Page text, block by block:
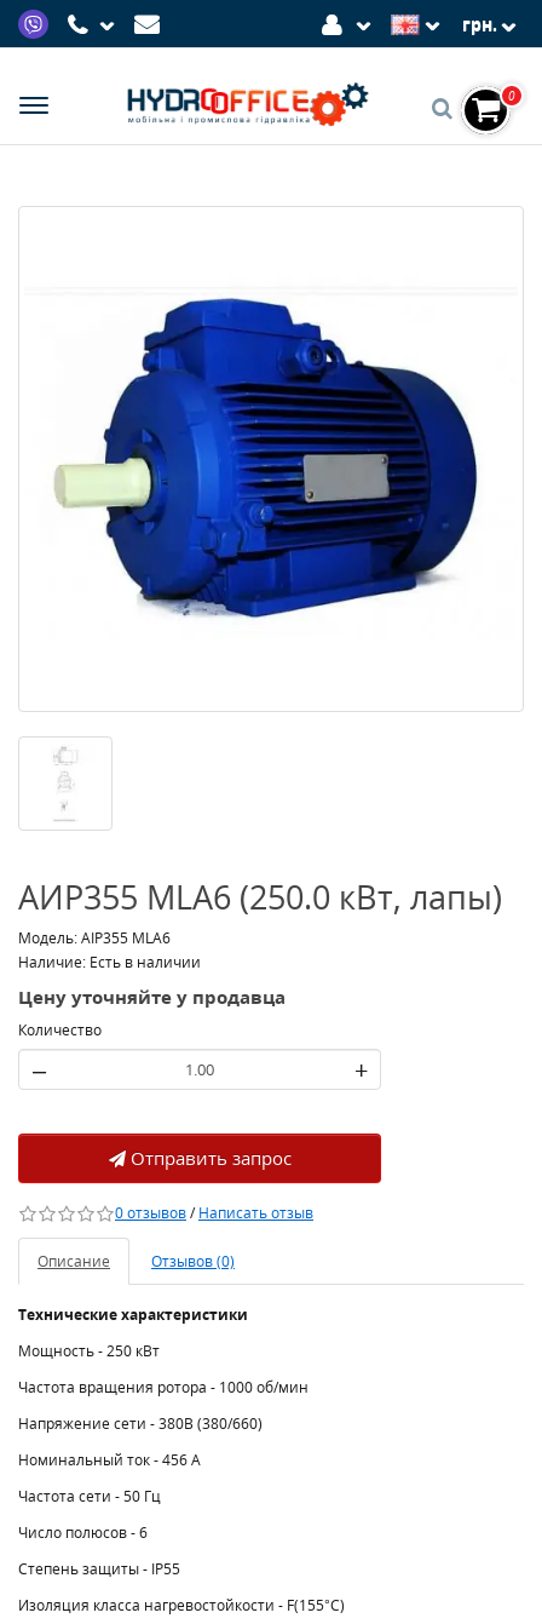
грн.
0
АИР355 МLA6 (250.0 кВт, лапы)
Модель: АІР355 МLA6
Наличие: Есть в наличии
Цену уточняйте у продавца
Количество
– +
Отправить запрос
0 отзывов/Написать отзыв
Описание Отзывов (0)
Технические характеристики
Мощность - 250 кВт
Частота вращения ротора - 1000 об/мин
Напряжение сети - 380В (380/660)
Номинальный ток - 456 A
Частота сети - 50 Гц
Число полюсов - 6
Степень защиты - IP55
Изоляция класса нагревостойкости - F(155°C)